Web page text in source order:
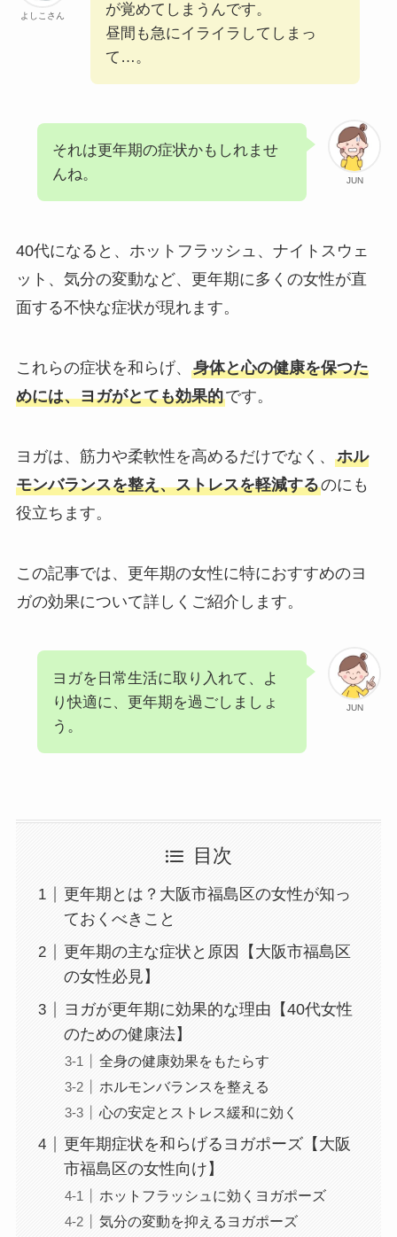
よしこさん
が覚めてしまうんです。
昼間も急にイライラしてしまっ
て…。
JUN
それは更年期の症状かもしれませ
んね。
40代になると、ホットフラッシュ、ナイトスウェ
ット、気分の変動など、更年期に多くの女性が直
面する不快な症状が現れます。
これらの症状を和らげ、 身体と心の健康を保つた
めには、ヨガがとても効果的です。
ヨガは、筋力や柔軟性を高めるだけでなく、 ホル
モンバランスを整え、ストレスを軽減するのにも
役立ちます。
この記事では、更年期の女性に特におすすめのヨ
ガの効果について詳しくご紹介します。
JUN
ヨガを日常生活に取り入れて、よ
り快適に、更年期を過ごしましょ
う。
目次
更年期とは？大阪市福島区の女性が知っ
ておくべきこと
更年期の主な症状と原因【大阪市福島区
の女性必見】
ヨガが更年期に効果的な理由【40代女性
のための健康法】
全身の健康効果をもたらす
ホルモンバランスを整える
心の安定とストレス緩和に効く
更年期症状を和らげるヨガポーズ【大阪
市福島区の女性向け】
ホットフラッシュに効くヨガポーズ
気分の変動を抑えるヨガポーズ